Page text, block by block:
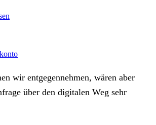
wir entgegennehmen, wären aber
über den digitalen Weg sehr